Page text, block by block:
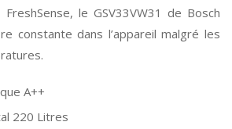
le GSV33VW31 de Bosch
constante dans l’appareil malgré les
A++
220 Litres